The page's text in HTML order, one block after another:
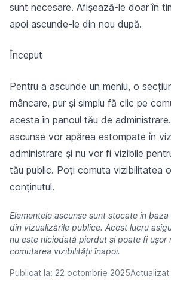
sunt necesare. Afișează-le doar în
apoi ascunde-le din nou după.
Început
Pentru a ascunde un meniu, o
mâncare, pur și simplu fă clic pe
acesta în panoul tău de
ascunse vor apărea estompate în
administrare și nu vor fi vizibile
tău public. Poți comuta vizibilitatea
conținutul.
Elementele ascunse sunt stocate în
din vizualizările publice. Acest lucru
nu este niciodată pierdut și poate fi ușor
comutarea vizibilității înapoi.
Publicat la: 22 octombrie 2025Actualizat